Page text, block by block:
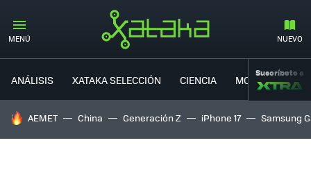
MENÚ NUEVO
ANÁLISIS XATAKA SELECCIÓN CIENCIA MOVILIDAD
Suscríbete a
HOY SE HABLA DE
AEMET China Generación Z iPhone 17 Samsung